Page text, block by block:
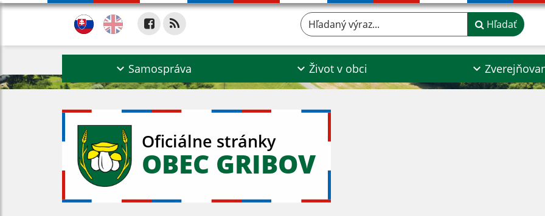
Hľadaný výraz... Hľadať
Samospráva Život v obci
Oficiálne stránky
OBEC GRIBOV